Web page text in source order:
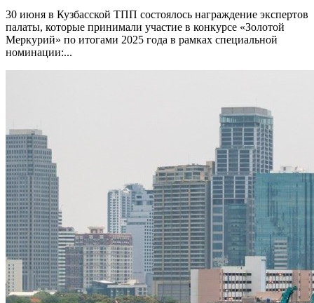
30 июня в Кузбасской ТПП состоялось награждение экспертов
палаты, которые принимали участие в конкурсе «Золотой
Меркурий» по итогами 2025 года в рамках специальной
номинации:...